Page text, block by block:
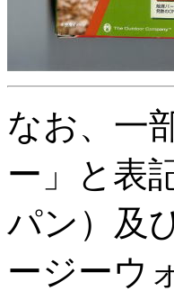
なお、一
ー」と表
パン）及
ージーウ